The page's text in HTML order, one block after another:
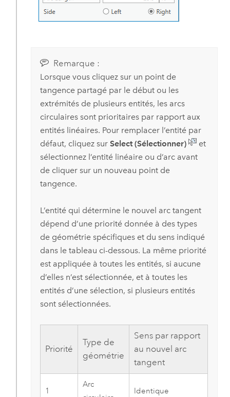
Remarque :
Lorsque vous cliquez sur un point de
tangence partagé par le début ou les
extrémités de plusieurs entités, les arcs
circulaires sont prioritaires par rapport aux
entités linéaires. Pour remplacer l’entité par
défaut, cliquez sur Select (Sélectionner)
et
sélectionnez l’entité linéaire ou d’arc avant
de cliquer sur un nouveau point de
tangence.
L’entité qui détermine le nouvel arc tangent
dépend d’une priorité donnée à des types
de géométrie spécifiques et du sens indiqué
dans le tableau ci-dessous. La même priorité
est appliquée à toutes les entités, si aucune
d’elles n’est sélectionnée, et à toutes les
entités d’une sélection, si plusieurs entités
sont sélectionnées.
Priorité
Type de
géométrie
Sens par rapport
au nouvel arc
tangent
1
Arc
Identique